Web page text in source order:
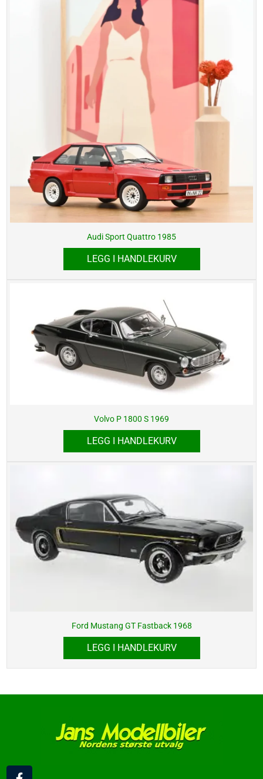
Audi Sport Quattro 1985
LEGG I HANDLEKURV
Volvo P 1800 S 1969
LEGG I HANDLEKURV
Ford Mustang GT Fastback 1968
LEGG I HANDLEKURV
F